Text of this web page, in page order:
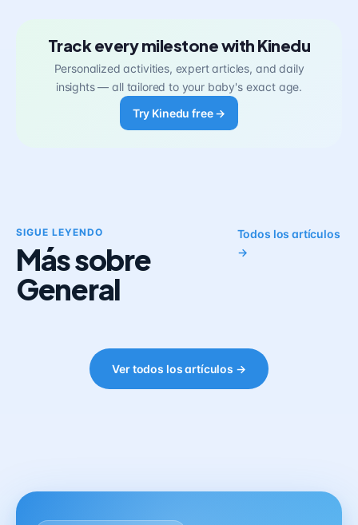
Track every milestone with Kinedu
Personalized activities, expert articles, and daily
insights — all tailored to your baby's exact age.
Try Kinedu free →
SIGUE LEYENDO
Más sobre
General
Todos los artículos
→
Ver todos los artículos →